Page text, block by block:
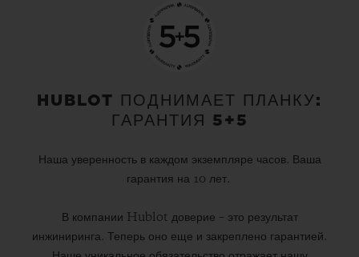
HUBLOT ПОДНИМАЕТ ПЛАНКУ:
ГАРАНТИЯ 5+5
Наша уверенность в каждом экземпляре часов. Ваша
гарантия на 10 лет.
В компании Hublot доверие – это результат
инжиниринга. Теперь оно еще и закреплено гарантией.